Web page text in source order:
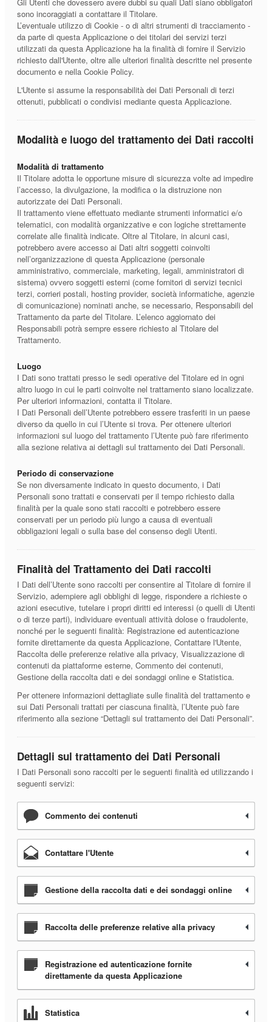
sono incoraggiati a contattare il Titolare.
L’eventuale utilizzo di Cookie - o di altri strumenti di tracciamento -
da parte di questa Applicazione o dei titolari dei servizi terzi
utilizzati da questa Applicazione ha la finalità di fornire il Servizio
richiesto dall'Utente, oltre alle ulteriori finalità descritte nel presente
documento e nella Cookie Policy.
L'Utente si assume la responsabilità dei Dati Personali di terzi
ottenuti, pubblicati o condivisi mediante questa Applicazione.
Modalità e luogo del trattamento dei Dati raccolti
Modalità di trattamento
Il Titolare adotta le opportune misure di sicurezza volte ad impedire
l’accesso, la divulgazione, la modifica o la distruzione non
autorizzate dei Dati Personali.
Il trattamento viene effettuato mediante strumenti informatici e/o
telematici, con modalità organizzative e con logiche strettamente
correlate alle finalità indicate. Oltre al Titolare, in alcuni casi,
potrebbero avere accesso ai Dati altri soggetti coinvolti
nell’organizzazione di questa Applicazione (personale
amministrativo, commerciale, marketing, legali, amministratori di
sistema) ovvero soggetti esterni (come fornitori di servizi tecnici
terzi, corrieri postali, hosting provider, società informatiche, agenzie
di comunicazione) nominati anche, se necessario, Responsabili del
Trattamento da parte del Titolare. L’elenco aggiornato dei
Responsabili potrà sempre essere richiesto al Titolare del
Trattamento.
Luogo
I Dati sono trattati presso le sedi operative del Titolare ed in ogni
altro luogo in cui le parti coinvolte nel trattamento siano localizzate.
Per ulteriori informazioni, contatta il Titolare.
I Dati Personali dell’Utente potrebbero essere trasferiti in un paese
diverso da quello in cui l’Utente si trova. Per ottenere ulteriori
informazioni sul luogo del trattamento l’Utente può fare riferimento
alla sezione relativa ai dettagli sul trattamento dei Dati Personali.
Periodo di conservazione
Se non diversamente indicato in questo documento, i Dati
Personali sono trattati e conservati per il tempo richiesto dalla
finalità per la quale sono stati raccolti e potrebbero essere
conservati per un periodo più lungo a causa di eventuali
obbligazioni legali o sulla base del consenso degli Utenti.
Finalità del Trattamento dei Dati raccolti
I Dati dell’Utente sono raccolti per consentire al Titolare di fornire il
Servizio, adempiere agli obblighi di legge, rispondere a richieste o
azioni esecutive, tutelare i propri diritti ed interessi (o quelli di Utenti
o di terze parti), individuare eventuali attività dolose o fraudolente,
nonché per le seguenti finalità: Registrazione ed autenticazione
fornite direttamente da questa Applicazione, Contattare l'Utente,
Raccolta delle preferenze relative alla privacy, Visualizzazione di
contenuti da piattaforme esterne, Commento dei contenuti,
Gestione della raccolta dati e dei sondaggi online e Statistica.
Per ottenere informazioni dettagliate sulle finalità del trattamento e
sui Dati Personali trattati per ciascuna finalità, l’Utente può fare
riferimento alla sezione “Dettagli sul trattamento dei Dati Personali”.
Dettagli sul trattamento dei Dati Personali
I Dati Personali sono raccolti per le seguenti finalità ed utilizzando i
seguenti servizi:
Commento dei contenuti
Contattare l'Utente
Gestione della raccolta dati e dei sondaggi online
Raccolta delle preferenze relative alla privacy
Registrazione ed autenticazione fornite
direttamente da questa Applicazione
Statistica